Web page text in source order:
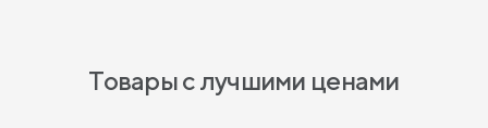
Товары с лучшими ценами